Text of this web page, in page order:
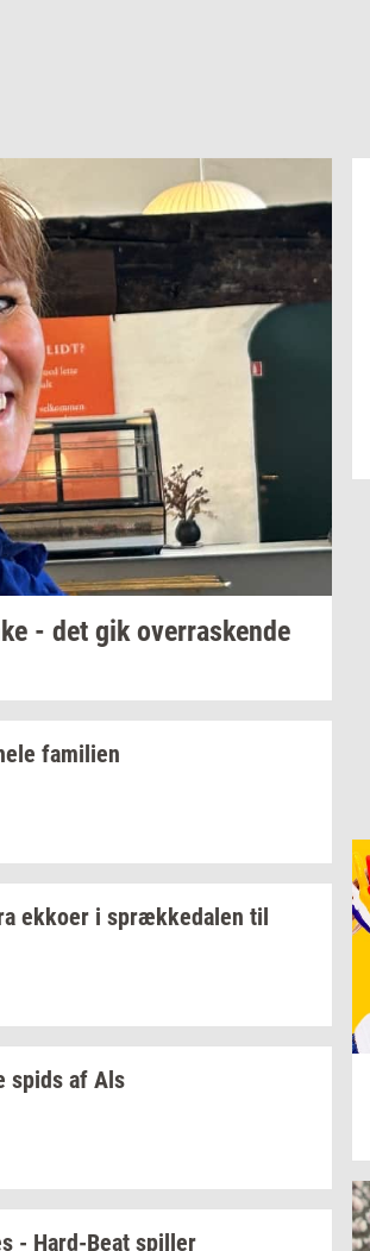
- det gikover­ra­sken­de
fa­mi­li­en
ek­ko­er i spræk­ke­da­len til
spids af Als
- Hard-​Beat spil­ler